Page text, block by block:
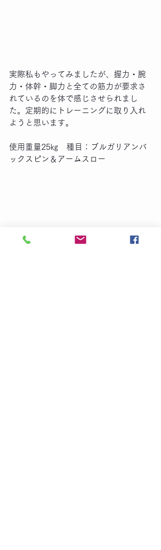
実際私もやってみましたが、握力・腕
力・体幹・脚力と全ての筋力が要求さ
れているのを体で感じさせられまし
た。定期的にトレーニングに取り入れ
ようと思います。
使用重量25㎏　種目：ブルガリアンバ
ックスピン＆アームスロー